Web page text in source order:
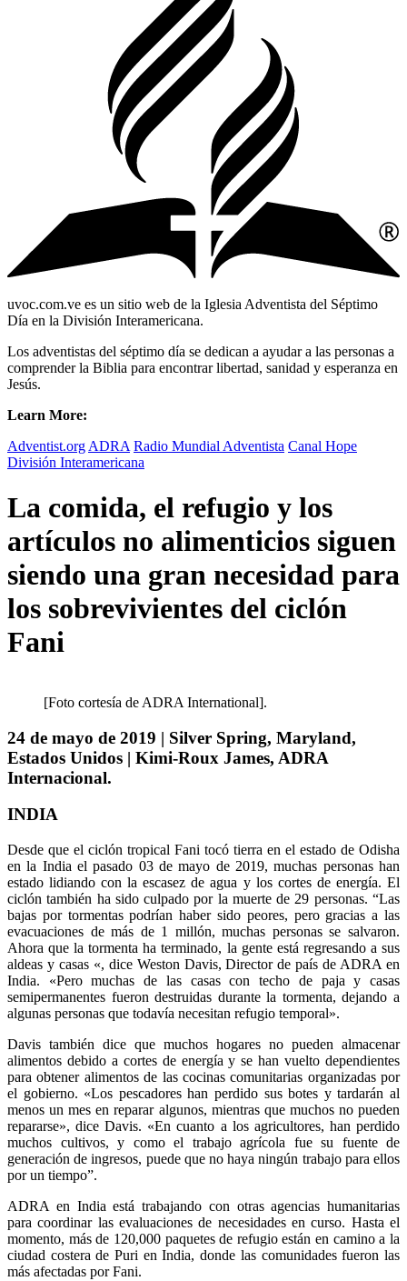
uvoc.com.ve es un sitio web de la Iglesia Adventista del Séptimo
Día en la División Interamericana.
Los adventistas del séptimo día se dedican a ayudar a las personas a
comprender la Biblia para encontrar libertad, sanidad y esperanza en
Jesús.
Learn More:
Adventist.org ADRA Radio Mundial Adventista Canal Hope
División Interamericana
La comida, el refugio y los
artículos no alimenticios siguen
siendo una gran necesidad para
los sobrevivientes del ciclón
Fani
[Foto cortesía de ADRA International].
24 de mayo de 2019 | Silver Spring, Maryland,
Estados Unidos | Kimi-Roux James, ADRA
Internacional.
INDIA
Desde que el ciclón tropical Fani tocó tierra en el estado de Odisha
en la India el pasado 03 de mayo de 2019, muchas personas han
estado lidiando con la escasez de agua y los cortes de energía. El
ciclón también ha sido culpado por la muerte de 29 personas. “Las
bajas por tormentas podrían haber sido peores, pero gracias a las
evacuaciones de más de 1 millón, muchas personas se salvaron.
Ahora que la tormenta ha terminado, la gente está regresando a sus
aldeas y casas «, dice Weston Davis, Director de país de ADRA en
India. «Pero muchas de las casas con techo de paja y casas
semipermanentes fueron destruidas durante la tormenta, dejando a
algunas personas que todavía necesitan refugio temporal».
Davis también dice que muchos hogares no pueden almacenar
alimentos debido a cortes de energía y se han vuelto dependientes
para obtener alimentos de las cocinas comunitarias organizadas por
el gobierno. «Los pescadores han perdido sus botes y tardarán al
menos un mes en reparar algunos, mientras que muchos no pueden
repararse», dice Davis. «En cuanto a los agricultores, han perdido
muchos cultivos, y como el trabajo agrícola fue su fuente de
generación de ingresos, puede que no haya ningún trabajo para ellos
por un tiempo”.
ADRA en India está trabajando con otras agencias humanitarias
para coordinar las evaluaciones de necesidades en curso. Hasta el
momento, más de 120,000 paquetes de refugio están en camino a la
ciudad costera de Puri en India, donde las comunidades fueron las
más afectadas por Fani.